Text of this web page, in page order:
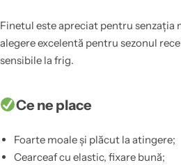
Finetul este apreciat pentru senzația
alegere excelentă pentru sezonul
sensibile la frig.
Ce ne place
Foarte moale și plăcut la atingere;
Cearceaf cu elastic, fixare bună;